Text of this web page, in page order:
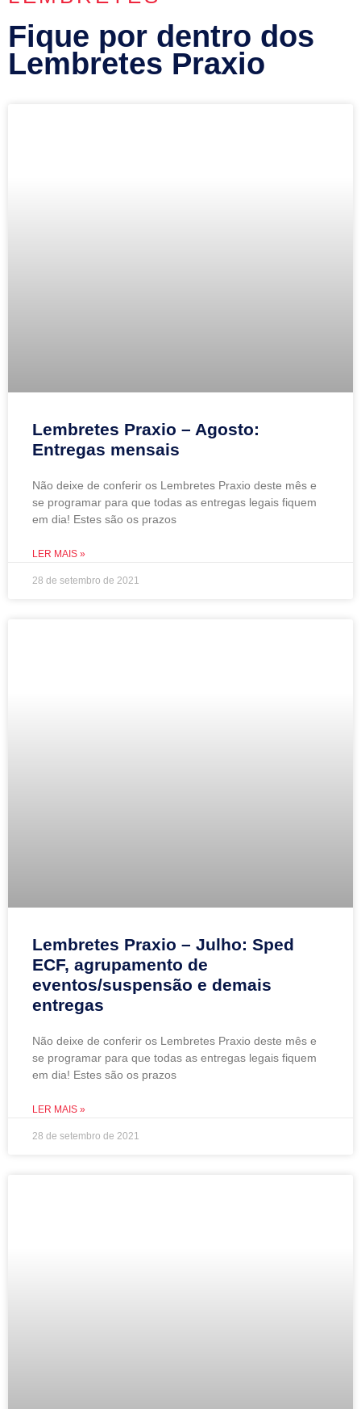
Fique por dentro dos
Lembretes Praxio
Lembretes Praxio – Agosto:
Entregas mensais
Não deixe de conferir os Lembretes Praxio deste mês e
se programar para que todas as entregas legais fiquem
em dia! Estes são os prazos
LER MAIS »
28 de setembro de 2021
Lembretes Praxio – Julho: Sped
ECF, agrupamento de
eventos/suspensão e demais
entregas
Não deixe de conferir os Lembretes Praxio deste mês e
se programar para que todas as entregas legais fiquem
em dia! Estes são os prazos
LER MAIS »
28 de setembro de 2021